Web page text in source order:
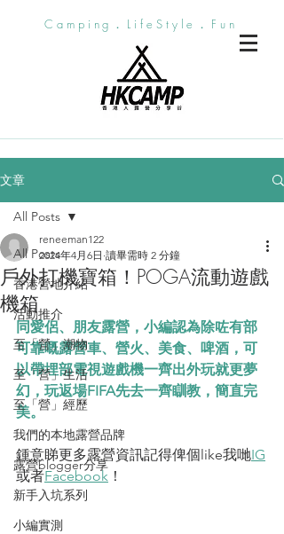
Camping．LifeStyle．Fun
文章
All Posts
香港營地介紹
活動推介
至「營」潮物
至「營」生活
至「營」經歷
我們的本地露營品牌
露營blogger分享
新手入坑系列
小編實測
All Posts
戶外打機寶箱！POGA流動遊戲
機箱
reneeman122
2024年4月6日 讀畢需時 2 分鐘
同愛侶、朋友露營，小編認為除咗有部
可靠嘅露營車、營火、美食、啤酒，可
以帶埋部電視遊戲機一齊出外玩就更夢
幻，玩返場FIFA先去一齊瞓教，簡直完
美。
鍾意睇更多露營資訊記得俾個like我哋IG
或者Facebook ！